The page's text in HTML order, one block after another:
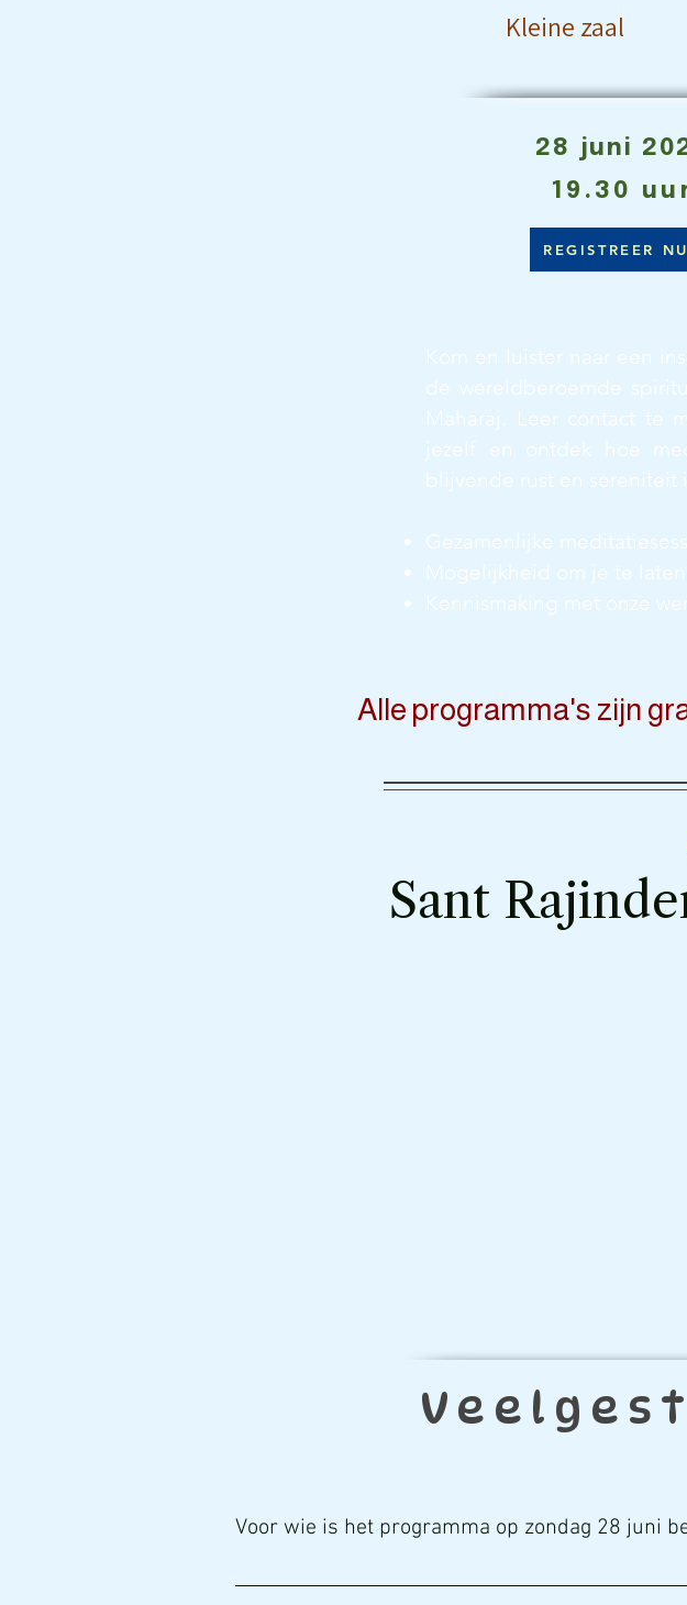
Kleine zaal
28 juni
19.30
REGISTREER NU
Kom en luister naar een
de wereldberoemde
Maharaj. Leer contact te
jezelf en ontdek hoe
blijvende rust en
Gezamenlijke
Mogelijkheid om je te
Kennismaking met onze
​Alle programma's zijn
Sant
Voor wie is het programma op zondag 28 juni
Voor iedereen die interesse heeft in meditatie en